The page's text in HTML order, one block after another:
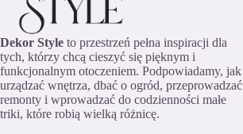
Dekor Style to przestrzeń pełna inspiracji dla
tych, którzy chcą cieszyć się pięknym i
funkcjonalnym otoczeniem. Podpowiadamy, jak
urządzać wnętrza, dbać o ogród, przeprowadzać
remonty i wprowadzać do codzienności małe
triki, które robią wielką różnicę.